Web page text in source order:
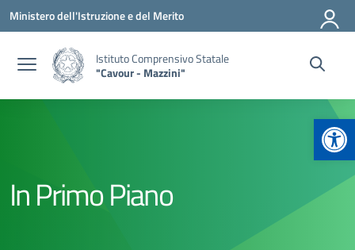
Vai ai contenuti
Vai al menu di navigazione
Vai al footer
Ministero dell'Istruzione e del Merito
Istituto Comprensivo Statale
"Cavour - Mazzini"
In Primo Piano